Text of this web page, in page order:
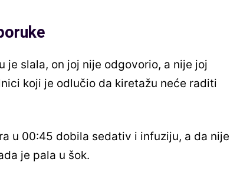
je slala, on joj nije odgovorio, a nije joj
koji je odlučio da kiretažu neće raditi
u 00:45 dobila sedativ i infuziju, a da nije
je pala u šok.